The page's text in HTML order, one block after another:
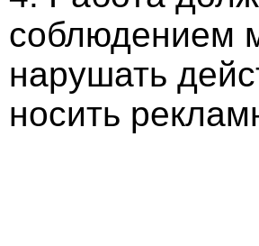
соблюдением
нарушать
носить